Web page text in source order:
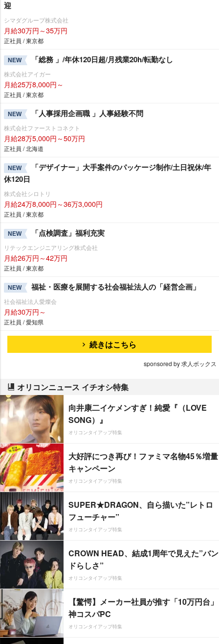
迎
シマダグループ株式会社
月給30万円～35万円
正社員 / 東京都
NEW 「総務 」/年休120日超/月残業20h/転勤なし
株式会社アイガー
月給25万8,000円～
正社員 / 東京都
NEW 「人事採用企画職 」人事経験不問
株式会社ファーストコネクト
月給28万5,000円～50万円
正社員 / 北海道
NEW
「デザイナー」大手案件のパッケージ制作/土日祝休/年
休120日
株式会社シロトリ
月給24万8,000円～36万3,000円
正社員 / 東京都
NEW 「点検調査」福利充実
リテックエンジニアリング株式会社
月給26万円～42万円
正社員 / 東京都
NEW 福祉・医療を展開する社会福祉法人の「経営企画」
社会福祉法人愛燦会
月給30万円～
正社員 / 愛知県
続きはこちら
sponsored by 求人ボックス
オリコンニュース イチオシ特集
向井康二イケメンすぎ！純愛『（LOVE
SONG）』
オリコンタイアップ特集
大好評につき再び！ファミマ名物45％増量
キャンペーン
オリコンタイアップ特集
SUPER★DRAGON、自ら描いた”レトロ
フューチャー”
オリコンタイアップ特集
CROWN HEAD、結成1周年で見えた”バン
ドらしさ”
オリコンタイアップ特集
【驚愕】メーカー社員が推す「10万円台」
神コスパPC
オリコンタイアップ特集